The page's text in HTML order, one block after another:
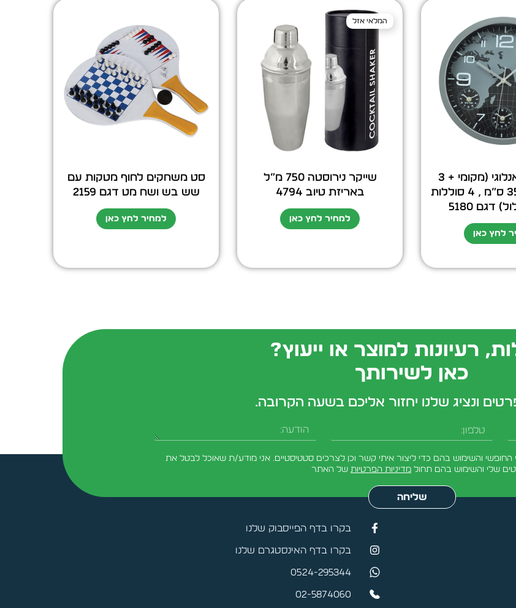
שעון עולם אנלוגי (מקומי + 3
ערים) קוטר 35 ס”מ , 4 סוללות
לחץ כאן
המלאי אזל
שייקר נירוסטה 750 מ”ל
באריזת טיוב 4794
למחיר לחץ כאן
סט משחקים לחוף מטקות עם
שש בש ושח מט דגם 2159
למחיר לחץ כאן
רעיונות למוצר או ייעוץ?
כאן לשירותך
ונציג שלנו יחזור אליכם בשעה הקרובה.
טלפון הודעה
והשימוש בהם כדי ליצור איתי קשר וכן לצרכים סטטיסטיים. אני מודע/ת שאוכל לבטל את
שלי והשימוש בהם תחול מדיניות הפרטיות של האתר
שליחה
בקרו בדף הפייסבוק שלנו
בקרו בדף האינסטגרם שלנו
0524-295344
02-5874060